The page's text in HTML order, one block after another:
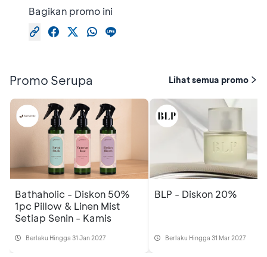
Bagikan promo ini
Promo Serupa Lihat semua promo
Bathaholic - Diskon 50%
1pc Pillow & Linen Mist
Setiap Senin - Kamis
Berlaku Hingga 31 Jan 2027
BLP - Diskon 20%
Berlaku Hingga 31 Mar 2027